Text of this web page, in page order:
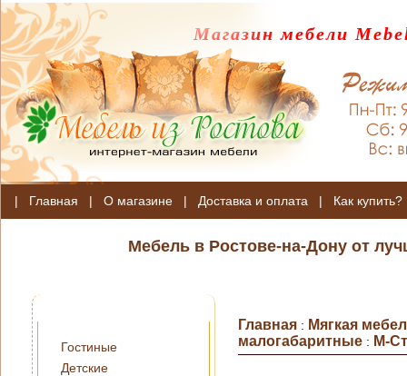
Магазин мебели
| Главная | О магазине | Доставка и оплата | Как купить?
Мебель в Ростове-на-Дону от
Гостиные
Детские
Главная : Мягкая
малогабаритные : М-